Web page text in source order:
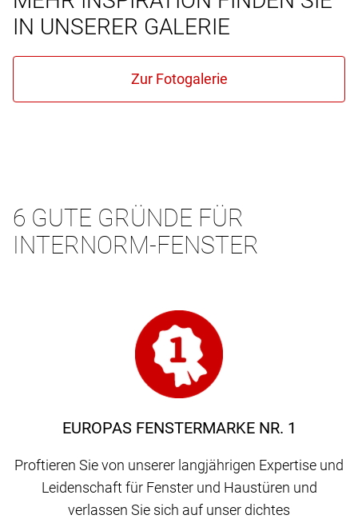
IN UNSERER GALERIE
6 GUTE GRÜNDE FÜR
INTERNORM-FENSTER
EUROPAS FENSTERMARKE NR. 1
Proftieren Sie von unserer langjährigen Expertise und
Leidenschaft für Fenster und Haustüren und
verlassen Sie sich auf unser dichtes